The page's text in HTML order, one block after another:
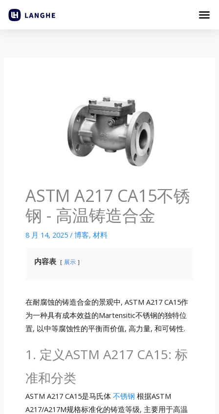
ASTM A217 CA15不锈
钢 - 高温铸造合金
8 月 14, 2025 / 博客, 材料
内容表 展示
在耐腐蚀的铸造合金的景观中, ASTM A217 CA15作
为一种具有成本效益的Martensitic不锈钢的独特位
置, 以中等腐蚀性的平衡而价值, 高力量, 和可铸性.
1. 定义ASTM A217 CA15: 标
准和分类
ASTM A217 CA15是马氏体 不锈钢 根据ASTM
A217/A217M规格标准化的铸造等级, 主要用于高温